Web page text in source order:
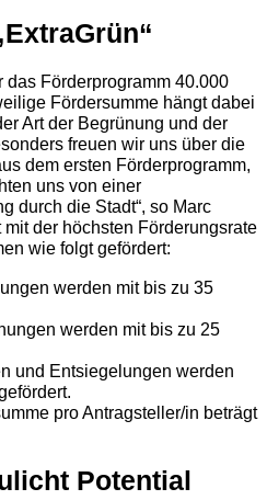
das Förderprogramm 40.000
Fördersumme hängt dabei
Art der Begrünung und der
freuen wir uns über die
dem ersten Förderprogramm,
uns von einer
durch die Stadt“, so Marc
der höchsten Förderungsrate
wie folgt gefördert:
werden mit bis zu 35
werden mit bis zu 25
und Entsiegelungen werden
pro Antragsteller/in beträgt
Potential